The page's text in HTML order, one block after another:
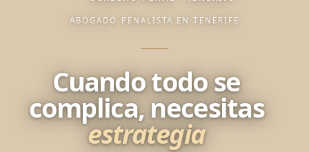
ABOGADO PENALISTA EN TENERIFE
Cuando todo se
complica, necesitas
estrategia